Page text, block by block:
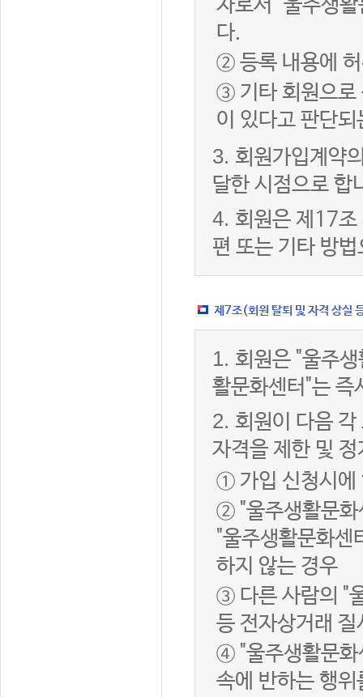
자로서 "울주생
다.
② 등록 내용에
③ 기타 회원으로
이 있다고 판단되
3. 회원가입계약
달한 시점으로 합
4. 회원은 제17조
편 또는 기타 방
제7조(회원 탈퇴 및 자격 상실
1. 회원은 "울주
활문화센터"는 즉
2. 회원이 다음
자격을 제한 및
① 가입 신청시에
② "울주생활문화
"울주생활문화센
하지 않는 경우
③ 다른 사람의 "
등 전자상거래
④ "울주생활문화
속에 반하는 행